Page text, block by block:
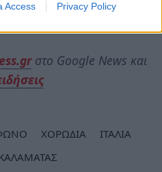
Access Privacy Policy
Ωδείου Καλαμάτας
στο Google News και
ΧΟΡΩΔΙΑ
ΙΤΑΛΙΑ